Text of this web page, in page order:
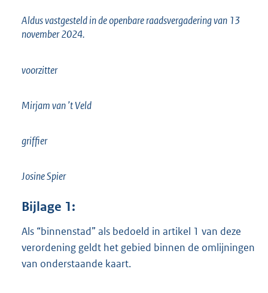
Aldus vastgesteld in de openbare raadsvergadering van 13
november 2024.
voorzitter
Mirjam van ’t Veld
griffier
Josine Spier
Bijlage 1:
Als “binnenstad” als bedoeld in artikel 1 van deze
verordening geldt het gebied binnen de omlijningen
van onderstaande kaart.